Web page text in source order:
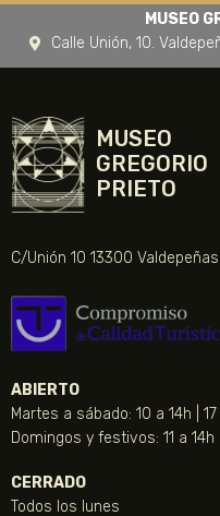
MUSEO
Calle Unión, 10.
MUSEO
GREGORIO
PRIETO
C/Unión 10 13300 Valdepeñas
ABIERTO
Martes a sábado: 10 a 14h |
Domingos y festivos: 11 a 14h
CERRADO
Todos los lunes